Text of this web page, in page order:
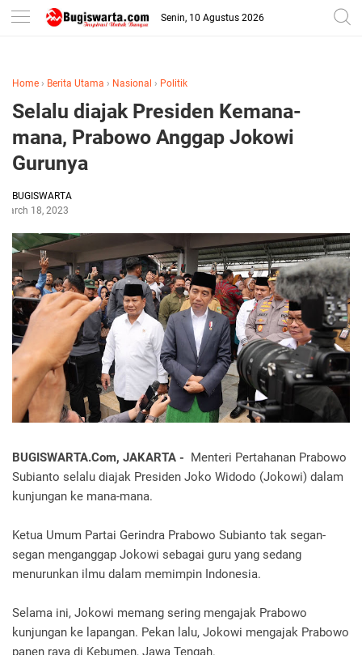
-->
Senin, 10 Agustus 2026
Home › Berita Utama › Nasional › Politik
Selalu diajak Presiden Kemana-
mana, Prabowo Anggap Jokowi
Gurunya
BUGISWARTA
March 18, 2023
BUGISWARTA.Com, JAKARTA - Menteri Pertahanan Prabowo
Subianto selalu diajak Presiden Joko Widodo (Jokowi) dalam
kunjungan ke mana-mana.
Ketua Umum Partai Gerindra Prabowo Subianto tak segan-
segan menganggap Jokowi sebagai guru yang sedang
menurunkan ilmu dalam memimpin Indonesia.
Selama ini, Jokowi memang sering mengajak Prabowo
kunjungan ke lapangan. Pekan lalu, Jokowi mengajak Prabowo
panen raya di Kebumen, Jawa Tengah.